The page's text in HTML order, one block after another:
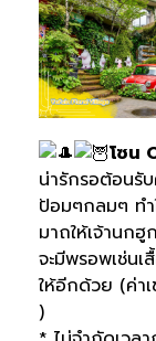
โซน
น่ารักรอต้อนรั
ป้อมๆกลมๆ ทำ
มาถให้เจ้านก
จะมีพรอพเช่น
ให้อีกด้วย (ค่า
)